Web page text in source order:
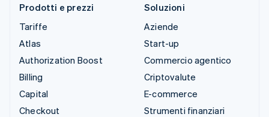
Prodotti e prezzi
Tariffe
Atlas
Authorization Boost
Billing
Capital
Checkout
Soluzioni
Aziende
Start-up
Commercio agentico
Criptovalute
E-commerce
Strumenti finanziari